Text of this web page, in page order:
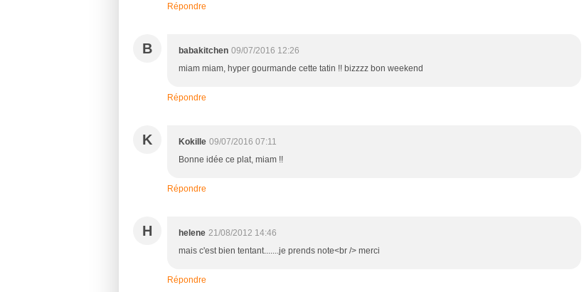
Répondre
B babakitchen 09/07/2016 12:26
miam miam, hyper gourmande cette tatin !! bizzzz bon weekend
Répondre
K Kokille 09/07/2016 07:11
Bonne idée ce plat, miam !!
Répondre
H helene 21/08/2012 14:46
mais c'est bien tentant.......je prends note<br /> merci
Répondre